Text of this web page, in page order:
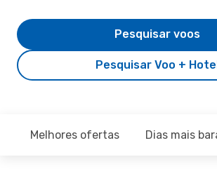
Pesquisar Voo +
Pesquisar voos
Melhores ofertas Dias mais